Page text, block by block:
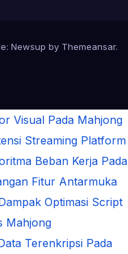
Newsup by Themeansar.
Visual Pada Mahjong
Streaming Platform
Beban Kerja Pada
Fitur Antarmuka
Optimasi Script
Mahjong
Terenkripsi Pada